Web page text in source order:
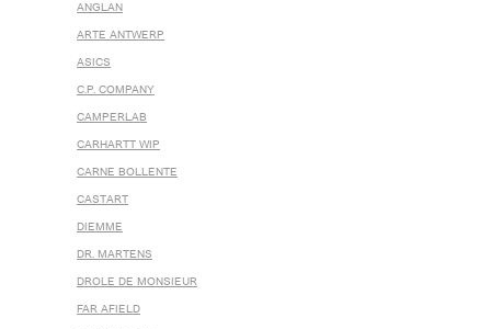
ANGLAN
ARTE ANTWERP
ASICS
C.P. COMPANY
CAMPERLAB
CARHARTT WIP
CARNE BOLLENTE
CASTART
DIEMME
DR. MARTENS
DROLE DE MONSIEUR
FAR AFIELD